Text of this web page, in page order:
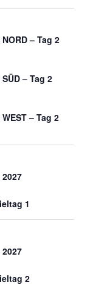
– Tag 2
– Tag 2
– Tag 2
1
2